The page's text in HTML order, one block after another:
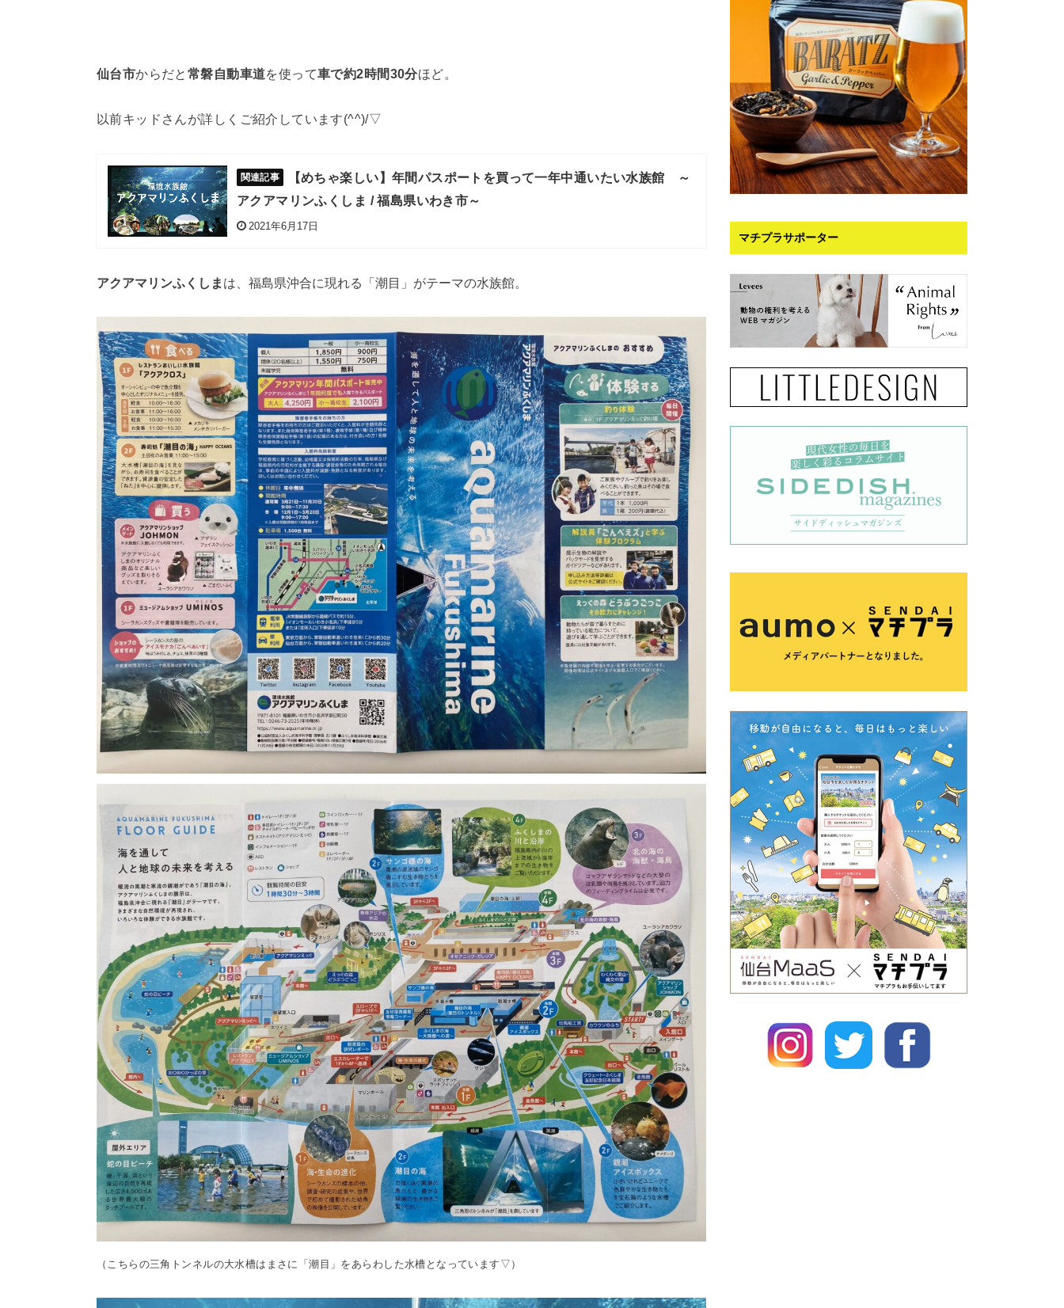
仙台市からだと 常磐自動車道を使って車で約2時間30分ほど。
以前キッドさんが詳しくご紹介しています(^^)/▽
【めちゃ楽しい】年間パスポートを買って一年中通いたい水族館 ～
アクアマリンふくしま / 福島県いわき市～
2021年6月17日
アクアマリンふくしま は、福島県沖合に現れる「潮目」がテーマの水族館。
（こちらの三角トンネルの大水槽はまさに「潮目」をあらわした水槽となっています▽）
マチプラサポーター